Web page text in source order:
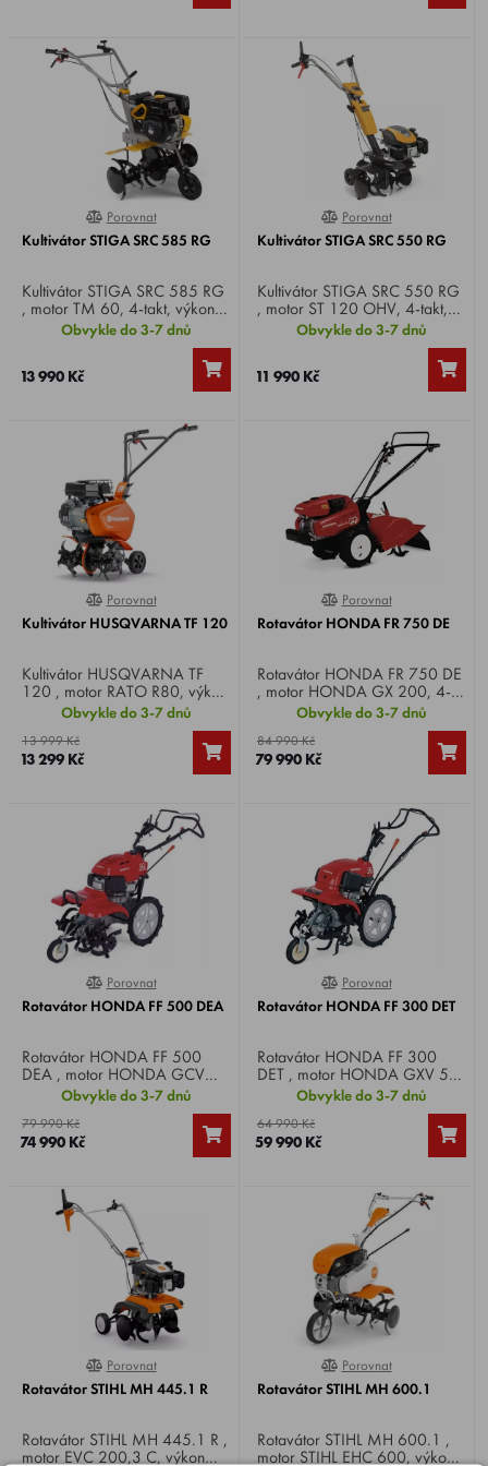
0%
Porovnat
Kultivátor STIGA SRC 585 RG
Kultivátor STIGA SRC 585 RG
, motor TM 60, 4-takt, výkon
5, záběr 82 cm, rychlosti 1
vpřed + 1 vzad, hmotnost 69
Obvykle do 3-7 dnů
13 990 Kč
0%
Porovnat
Kultivátor STIGA SRC 550 RG
Kultivátor STIGA SRC 550 RG
, motor ST 120 OHV, 4-takt,
výkon 2,5 HP, záběr 50 cm,
rychlosti 1 vpřed + 1 vzad,
Obvykle do 3-7 dnů
11 990 Kč
0%
Porovnat
Kultivátor HUSQVARNA TF 120
Kultivátor HUSQVARNA TF
120 , motor RATO R80, výkon
1,9 HP, pracovní šířka 46 cm,
kultivační hroty 6 ks, pracovní
hloubka 15 cm, 1 převodový
stupeň vpřed, váha 27 kg.
Obvykle do 3-7 dnů
13 999 Kč
13 299 Kč
0%
Porovnat
Rotavátor HONDA FR 750 DE
Rotavátor HONDA FR 750 DE
, motor HONDA GX 200, 4-
takt, výkon 6,0 HP, záběr 51
cm, max. hloubka kypření 32
cm, rychlost 2 vpřed + 1 vzad,
hmotnost 91 kg.
Obvykle do 3-7 dnů
84 990 Kč
79 990 Kč
0%
Porovnat
Rotavátor HONDA FF 500 DEA
Rotavátor HONDA FF 500
DEA , motor HONDA GCV
160, 4-takt, výkon 5,5 HP,
záběr 55 cm, max. hloubka
kypření 20 cm, rychlost 3
vpřed + 1 vzad, hmotnost 77
Obvykle do 3-7 dnů
79 990 Kč
74 990 Kč
0%
Porovnat
Rotavátor HONDA FF 300 DET
Rotavátor HONDA FF 300
DET , motor HONDA GXV 57,
4-takt, výkon 2,5 HP, záběr 41
cm, max. hloubka kypření 16
cm, rychlost 3 vpřed + 1 vzad,
hmotnost 50,5 kg.
Obvykle do 3-7 dnů
64 990 Kč
59 990 Kč
0%
Porovnat
Rotavátor STIHL MH 445.1 R
Rotavátor STIHL MH 445.1 R ,
motor EVC 200,3 C, výkon
0%
Porovnat
Rotavátor STIHL MH 600.1
Rotavátor STIHL MH 600.1 ,
motor STIHL EHC 600, výkon